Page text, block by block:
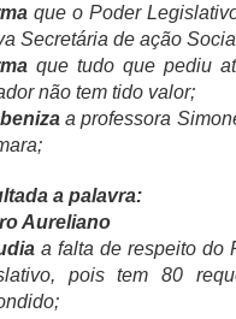
que o Poder
Secretária de ação
que tudo que pediu
não tem tido valor;
a professora
a palavra:
Aureliano
a falta de respeito do
pois tem 80